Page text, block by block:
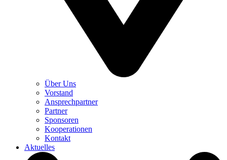
Über Uns
Vorstand
Ansprechpartner
Partner
Sponsoren
Kooperationen
Kontakt
Aktuelles